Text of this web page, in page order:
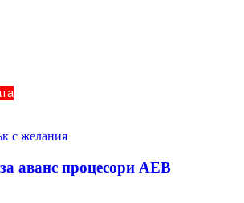
с желания
аванс процесори AEB